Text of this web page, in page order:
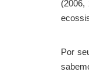
Por